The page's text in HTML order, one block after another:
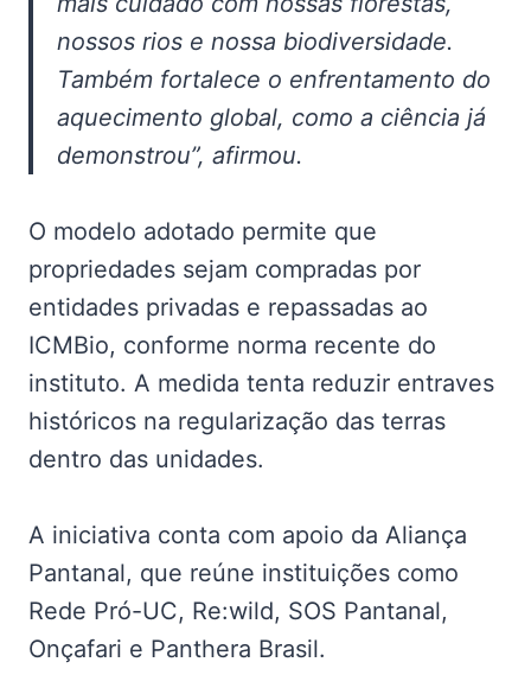
nossos rios e nossa biodiversidade.
Também fortalece o enfrentamento do
aquecimento global, como a ciência já
demonstrou”, afirmou.
O modelo adotado permite que
propriedades sejam compradas por
entidades privadas e repassadas ao
ICMBio, conforme norma recente do
instituto. A medida tenta reduzir entraves
históricos na regularização das terras
dentro das unidades.
A iniciativa conta com apoio da Aliança
Pantanal, que reúne instituições como
Rede Pró-UC, Re:wild, SOS Pantanal,
Onçafari e Panthera Brasil.